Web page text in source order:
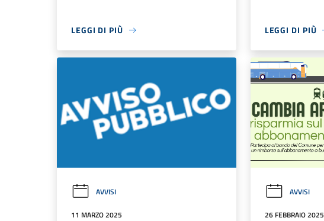
LEGGI DI PIÙ LEGGI DI PIÙ
AVVISI
11 MARZO 2025
AVVISI
26 FEBBRAIO 2025